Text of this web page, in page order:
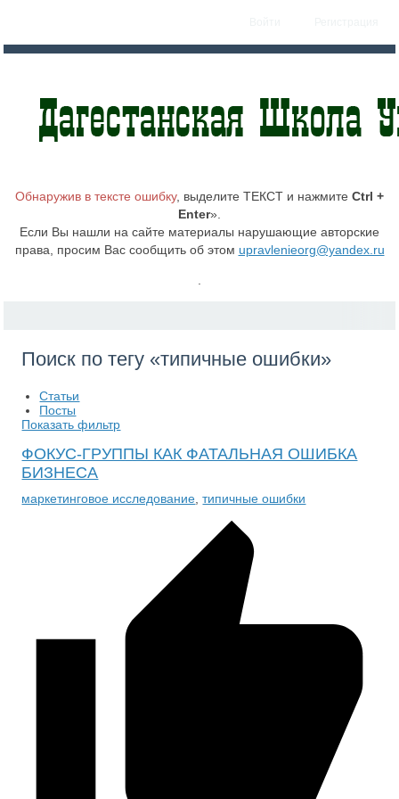
Обнаружив в тексте ошибку, выделите ТЕКСТ и нажмите Ctrl +
Enter».
Если Вы нашли на сайте материалы нарушающие авторские
права, просим Вас сообщить об этом upravlenieorg@yandex.ru
Поиск по тегу «типичные ошибки»
Статьи
Посты
Показать фильтр
ФОКУС-ГРУППЫ КАК ФАТАЛЬНАЯ ОШИБКА
БИЗНЕСА
маркетинговое исследование ,типичные ошибки